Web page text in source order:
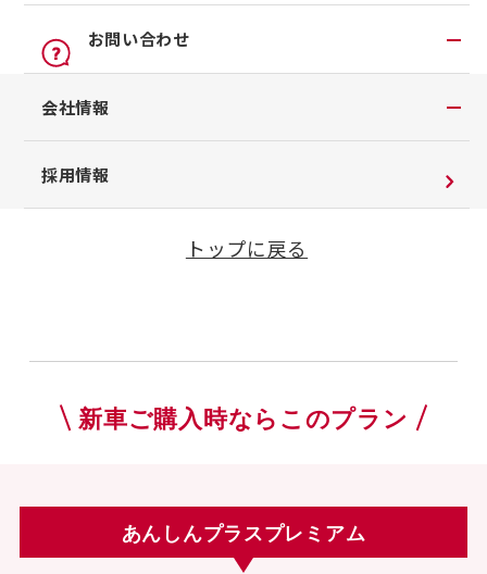
オンライン見積り
カタログ請求
日産カーライフ保険
イオンモール多摩平の森
車検立会い見積り
メンテプロパック
季節のおすすめ商品
車内空間の商品
公式LINEアカウント
店舗ブログ
公式Youtubeアカウント
お問い合わせ
お問い合わせTOP
チャットサポート
会社情報
会社情報
企業理念
お客さまよりお預かりする大切な書類について
企業年金
お客さま本位の業務運営方針（FD宣言）
金融商品販売の勧誘方針
採用情報
トップに戻る
アリア
プランを選ぶ
新車ご購入時ならこのプラン
あんしんプラスプレミアム